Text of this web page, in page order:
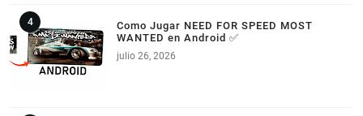
Como Jugar NEED FOR SPEED MOST
WANTED en Android ✅
julio 26, 2026